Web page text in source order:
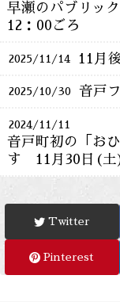
早瀬のパブリッ
12：00ごろ
2025/11/14 11月
2025/10/30 音戸
2024/11/11
音戸町初の「お
す 11月30日(土
Twitter
Pinterest